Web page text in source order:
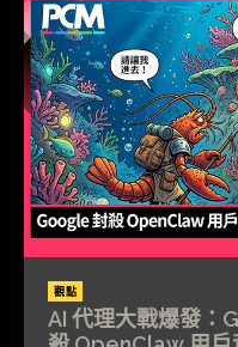
觀點
AI 代理大戰爆發：